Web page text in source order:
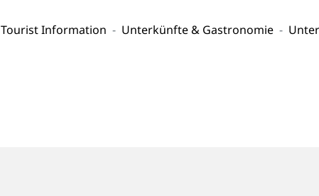
Tourist Information Unterkünfte & Gastronomie